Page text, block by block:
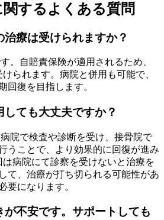
するよくある質問
療は受けられますか？
。自賠責保険が適用されるため、
られます。病院と併用も可能で、
回復を目指します。
ても大丈夫ですか？
院で検査や診断を受け、接骨院で
うことで、より効果的に回復が進み
は病院にて診察を受けないと治療を
て、治療が打ち切られる可能性があ
要になります。
不安です。サポートしても